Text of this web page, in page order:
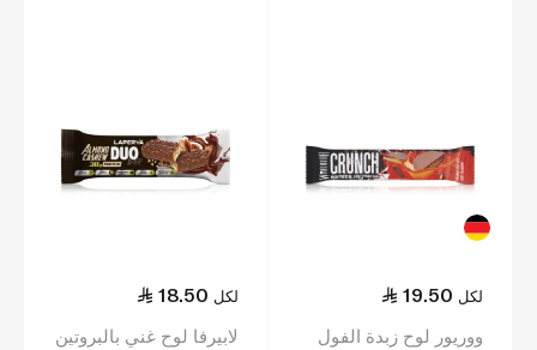
19.50 لكل
ووريور لوح زبدة الفول
18.50 لكل
لابيرفا لوح غني بالبروتين